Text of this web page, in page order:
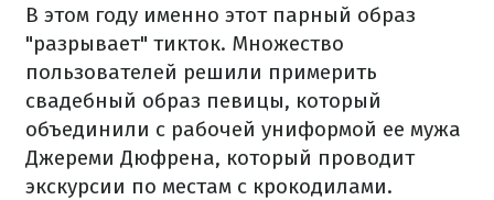
В этом году именно этот парный образ
"разрывает" тикток. Множество
пользователей решили примерить
свадебный образ певицы, который
объединили с рабочей униформой ее мужа
Джереми Дюфрена, который проводит
экскурсии по местам с крокодилами.